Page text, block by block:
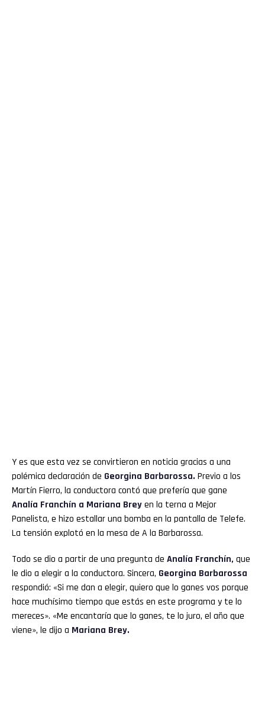
Y es que esta vez se convirtieron en noticia gracias a una
polémica declaración de Georgina Barbarossa. Previo a los
Martín Fierro, la conductora contó que prefería que gane
Analía Franchín a Mariana Breyen la terna a Mejor
Panelista, e hizo estallar una bomba en la pantalla de Telefe.
La tensión explotó en la mesa de A la Barbarossa.
Todo se dio a partir de una pregunta de Analía Franchín, que
le dio a elegir a la conductora. Sincera, Georgina Barbarossa
respondió: «Si me dan a elegir, quiero que lo ganes vos porque
hace muchísimo tiempo que estás en este programa y te lo
mereces». «Me encantaría que lo ganes, te lo juro, el año que
viene», le dijo a Mariana Brey.